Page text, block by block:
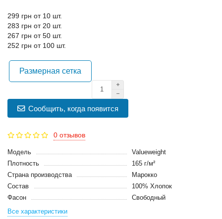
299 грн от 10 шт.
283 грн от 20 шт.
267 грн от 50 шт.
252 грн от 100 шт.
Размерная сетка
Сообщить, когда появится
0 отзывов
Модель
Valueweight
Плотность
165 г/м²
Страна производства
Марокко
Состав
100% Хлопок
Фасон
Свободный
Все характеристики